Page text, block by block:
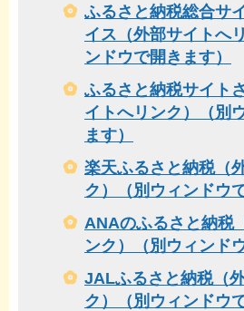
ふるさと納税総合サ
イス（外部サイトへ
ンドウで開きます）
ふるさと納税サイト
イトへリンク）（別
ます）
楽天ふるさと納税（
ク）（別ウィンドウ
ANAのふるさと納税
ンク）（別ウィンド
JALふるさと納税（
ク）（別ウィンドウ